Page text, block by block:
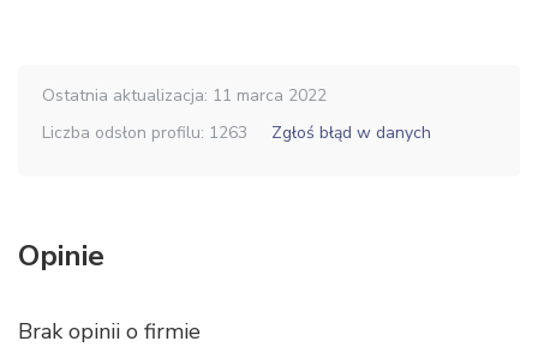
Ostatnia aktualizacja: 11 marca 2022
Liczba odsłon profilu: 1263
Zgłoś błąd w danych
Opinie
Brak opinii o firmie